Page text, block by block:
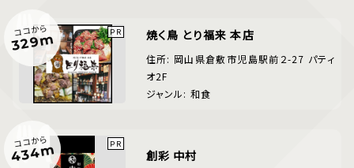
ココから
329m 焼く鳥 とり福来 本店
住所: 岡山県倉敷市児島駅前２-27 パティ
オ2F
ジャンル: 和食
ココから
434m 創彩 中村